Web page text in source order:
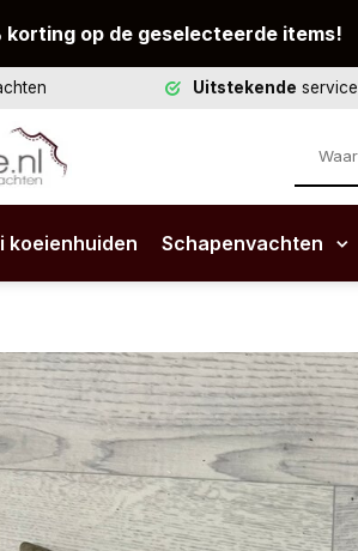
op de geselecteerde items!
Uitstekende service
koeienhuiden Schapenvachten